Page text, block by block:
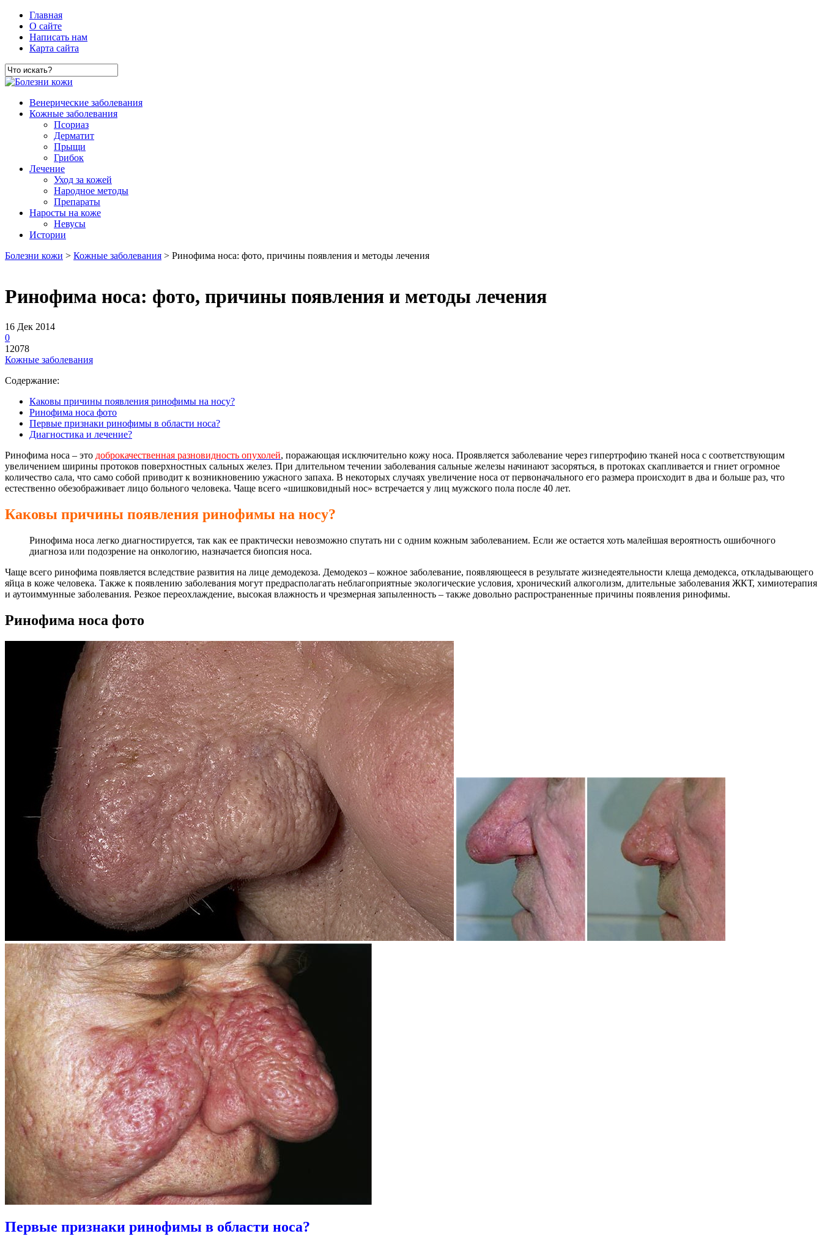
Главная
О сайте
Написать нам
Карта сайта
Венерические заболевания
Кожные заболевания
Псориаз
Дерматит
Прыщи
Грибок
Лечение
Уход за кожей
Народное методы
Препараты
Наросты на коже
Невусы
Истории
Болезни кожи > Кожные заболевания > Ринофима носа: фото, причины появления и методы лечения
Ринофима носа: фото, причины появления и методы лечения
16 Дек 2014
0
12078
Кожные заболевания
Содержание:
Каковы причины появления ринофимы на носу?
Ринофима носа фото
Первые признаки ринофимы в области носа?
Диагностика и лечение?
Ринофима носа – это доброкачественная разновидность опухолей, поражающая исключительно кожу носа. Проявляется заболевание через гипертрофию тканей носа с соответствующим
увеличением ширины протоков поверхностных сальных желез. При длительном течении заболевания сальные железы начинают засоряться, в протоках скапливается и гниет огромное
количество сала, что само собой приводит к возникновению ужасного запаха. В некоторых случаях увеличение носа от первоначального его размера происходит в два и больше раз, что
естественно обезображивает лицо больного человека. Чаще всего «шишковидный нос» встречается у лиц мужского пола после 40 лет.
Каковы причины появления ринофимы на носу?
Ринофима носа легко диагностируется, так как ее практически невозможно спутать ни с одним кожным заболеванием. Если же остается хоть малейшая вероятность ошибочного
диагноза или подозрение на онкологию, назначается биопсия носа.
Чаще всего ринофима появляется вследствие развития на лице демодекоза. Демодекоз – кожное заболевание, появляющееся в результате жизнедеятельности клеща демодекса, откладывающего
яйца в коже человека. Также к появлению заболевания могут предрасполагать неблагоприятные экологические условия, хронический алкоголизм, длительные заболевания ЖКТ, химиотерапия
и аутоиммунные заболевания. Резкое переохлаждение, высокая влажность и чрезмерная запыленность – также довольно распространенные причины появления ринофимы.
Ринофима носа фото
Первые признаки ринофимы в области носа?